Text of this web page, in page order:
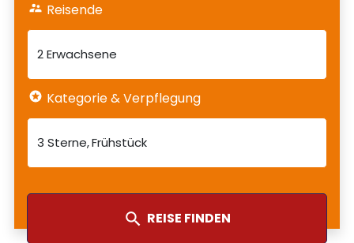
Reisende
2 Erwachsene
Kategorie & Verpflegung
3 Sterne Frühstück
REISE FINDEN